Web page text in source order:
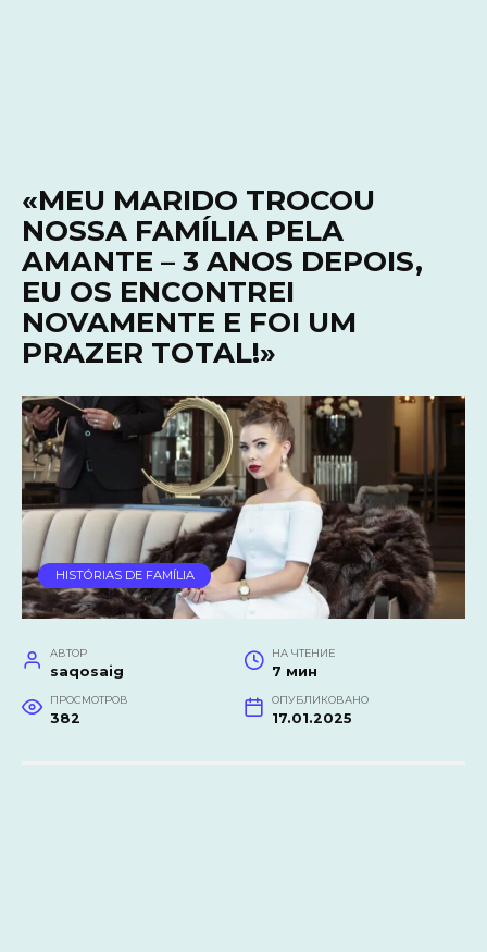
«MEU MARIDO TROCOU
NOSSA FAMÍLIA PELA
AMANTE – 3 ANOS DEPOIS,
EU OS ENCONTREI
NOVAMENTE E FOI UM
PRAZER TOTAL!»
HISTÓRIAS DE FAMÍLIA
АВТОР
saqosaig
НА ЧТЕНИЕ
7 мин
ПРОСМОТРОВ
382
ОПУБЛИКОВАНО
17.01.2025